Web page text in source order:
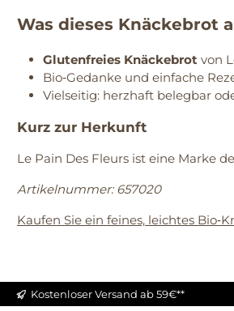
Was dieses Knäckebrot
Glutenfreies Knäckebrot von
Bio‑Gedanke und einfache
Vielseitig: herzhaft belegbar
Kurz zur Herkunft
Le Pain Des Fleurs ist eine Marke
Artikelnummer: 657020
Kaufen Sie ein feines, leichtes
Kostenloser Versand ab 59€**